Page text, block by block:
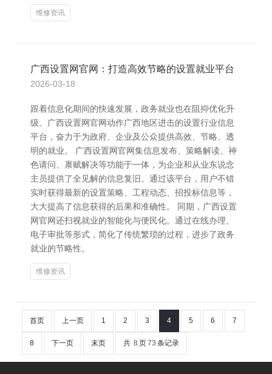
维修资讯
广西设置网官网：打造高效节略的设置就业平台
2026-03-18
跟着信息化期间的快速发展，政务就业也在阻抑优化升
级。广西设置网官网动作广西地区进击的设置行业信息
平台，奋力于为政府、企业及公众提供高效、节略、透
明的就业。 广西设置网官网集信息发布、策略解读、神
色请问、禀赋解决等功能于一体，为企业和从业东说念
主员提供了全见解的信息复旧。通过该平台，用户不错
实时获得最新的设置策略、工程动态、招投标信息等，
大大提高了信息获得的后果和准确性。 同期，广西设置
网官网还扫视就业的智能化与便民化。通过在线办理、
电子审批等形式，简化了传统繁琐的过程，进步了政务
就业的节略性。
维修资讯
首页 上一页 1 2 3 4 5 6 7
8 下一页 末页 共 8 页73 条记录